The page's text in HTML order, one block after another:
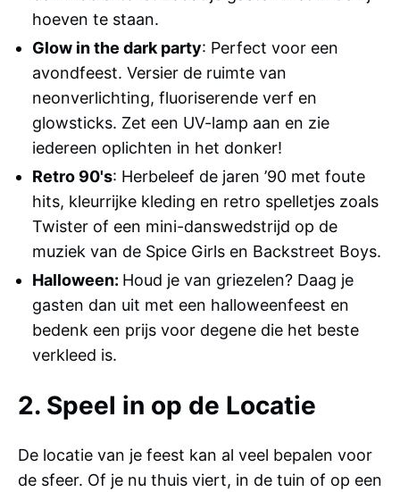
hoeven te staan.
Glow in the dark party: Perfect voor een
avondfeest. Versier de ruimte van
neonverlichting, fluoriserende verf en
glowsticks. Zet een UV-lamp aan en zie
iedereen oplichten in het donker!
Retro 90's: Herbeleef de jaren ’90 met foute
hits, kleurrijke kleding en retro spelletjes zoals
Twister of een mini-danswedstrijd op de
muziek van de Spice Girls en Backstreet Boys.
Halloween: Houd je van griezelen? Daag je
gasten dan uit met een halloweenfeest en
bedenk een prijs voor degene die het beste
verkleed is.
2. Speel in op de Locatie
De locatie van je feest kan al veel bepalen voor
de sfeer. Of je nu thuis viert, in de tuin of op een